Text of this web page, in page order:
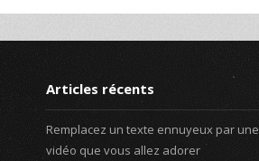
Articles récents
Remplacez un texte ennuyeux par une
vidéo que vous allez adorer